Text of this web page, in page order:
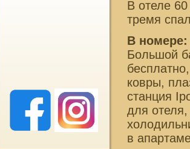
В отеле
тремя
В номере:
Большой
ковры,
станция
для
в